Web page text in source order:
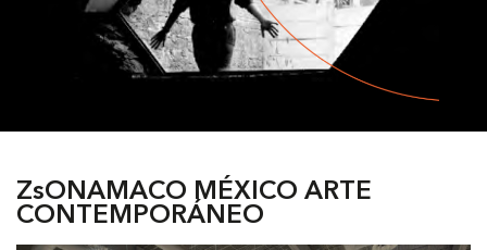
ZsONAMACO MÉXICO ARTE
CONTEMPORÁNEO